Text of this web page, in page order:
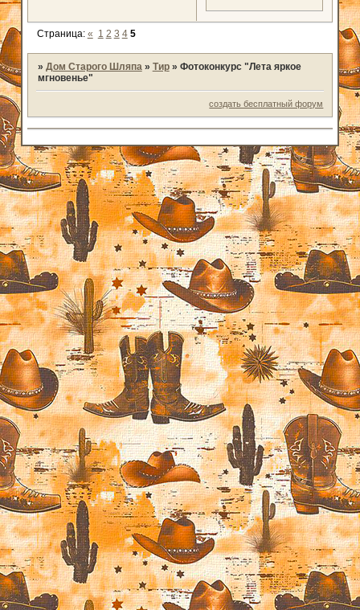
Страница: « 1 2 3 4 5
» Дом Старого Шляпа » Тир » Фотоконкурс "Лета яркое
мгновенье"
создать бесплатный форум